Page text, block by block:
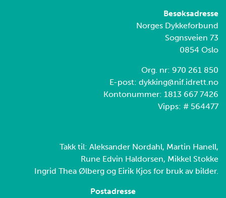
Besøksadresse
Norges Dykkeforbund
Sognsveien 73
0854 Oslo
Org. nr: 970 261 850
E-post: dykking@nif.idrett.no
Kontonummer: 1813 667 7426
Vipps: # 564477
Takk til: Aleksander Nordahl, Martin Hanell,
Rune Edvin Haldorsen, Mikkel Stokke
Ingrid Thea Ølberg og Eirik Kjos for bruk av bilder.
Postadresse